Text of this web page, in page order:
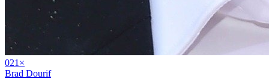
021 ×
Brad Dourif